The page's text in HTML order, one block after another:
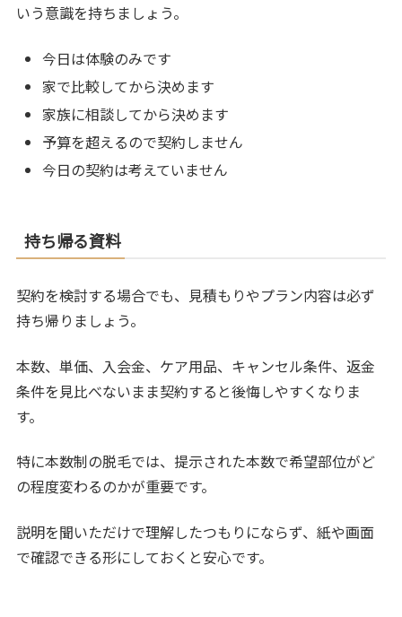
いう意識を持ちましょう。
今日は体験のみです
家で比較してから決めます
家族に相談してから決めます
予算を超えるので契約しません
今日の契約は考えていません
持ち帰る資料
契約を検討する場合でも、見積もりやプラン内容は必ず
持ち帰りましょう。
本数、単価、入会金、ケア用品、キャンセル条件、返金
条件を見比べないまま契約すると後悔しやすくなりま
す。
特に本数制の脱毛では、提示された本数で希望部位がど
の程度変わるのかが重要です。
説明を聞いただけで理解したつもりにならず、紙や画面
で確認できる形にしておくと安心です。